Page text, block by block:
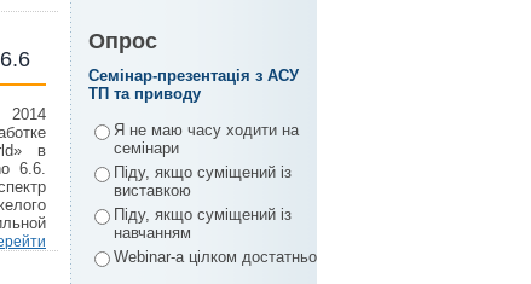
2014
в
6.6.
Опрос
Семінар-презентація з АСУ
ТП та приводу
Я не маю часу ходити на
семінари
Піду, якщо суміщений із
виставкою
Піду, якщо суміщений із
навчанням
Webinar-а цілком достатньо